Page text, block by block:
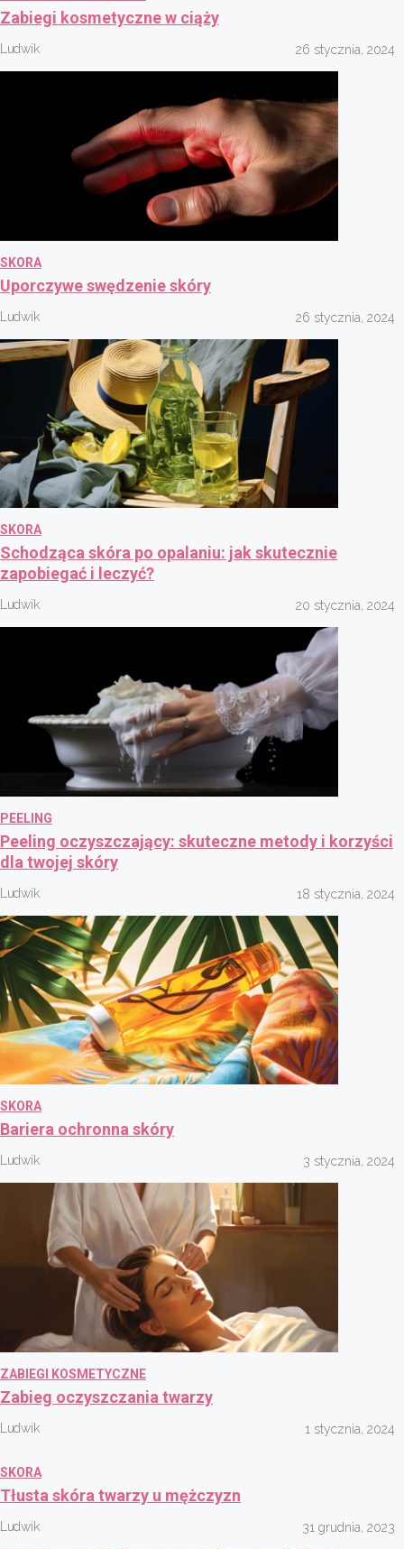
Zabiegi kosmetyczne w ciąży
Ludwik 26 stycznia, 2024
SKORA
Uporczywe swędzenie skóry
Ludwik 26 stycznia, 2024
SKORA
Schodząca skóra po opalaniu: jak skutecznie
zapobiegać i leczyć?
Ludwik 20 stycznia, 2024
PEELING
Peeling oczyszczający: skuteczne metody i korzyści
dla twojej skóry
Ludwik 18 stycznia, 2024
SKORA
Bariera ochronna skóry
Ludwik 3 stycznia, 2024
ZABIEGI KOSMETYCZNE
Zabieg oczyszczania twarzy
Ludwik 1 stycznia, 2024
SKORA
Tłusta skóra twarzy u mężczyzn
Ludwik 31 grudnia, 2023